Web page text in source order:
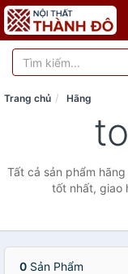
Trang chủ Hãng
Tất cả sản phẩm
tốt nhất, giao
0 Sản Phẩm